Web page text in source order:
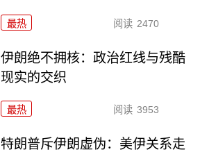
最热 阅读 2470
伊朗绝不拥核：政治红线与残酷
现实的交织
最热 阅读 3953
特朗普斥伊朗虚伪：美伊关系走